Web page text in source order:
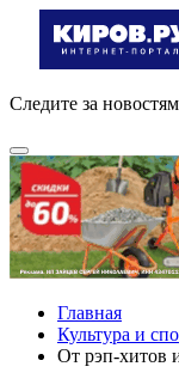
Следите за
Главная
Культура и
От рэп-хитов